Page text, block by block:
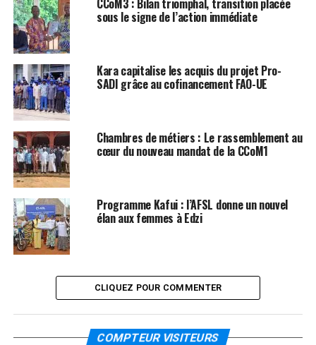
sous le signe de l’action immédiate
Kara capitalise les acquis du projet Pro-
SADI grâce au cofinancement FAO-UE
Chambres de métiers : Le rassemblement au
cœur du nouveau mandat de la CCoM1
Programme Kafui : l’AFSL donne un nouvel
élan aux femmes à Edzi
CLIQUEZ POUR COMMENTER
COMPTEUR VISITEURS